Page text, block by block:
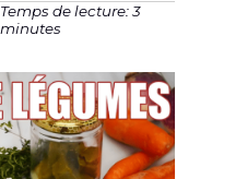
Temps de lecture: 3
minutes